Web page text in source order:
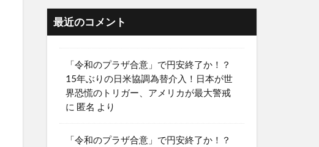
最近のコメント
「令和のプラザ合意」で円安終了か！？
15年ぶりの日米協調為替介入！日本が世
界恐慌のトリガー、アメリカが最大警戒
に 匿名 より
「令和のプラザ合意」で円安終了か！？